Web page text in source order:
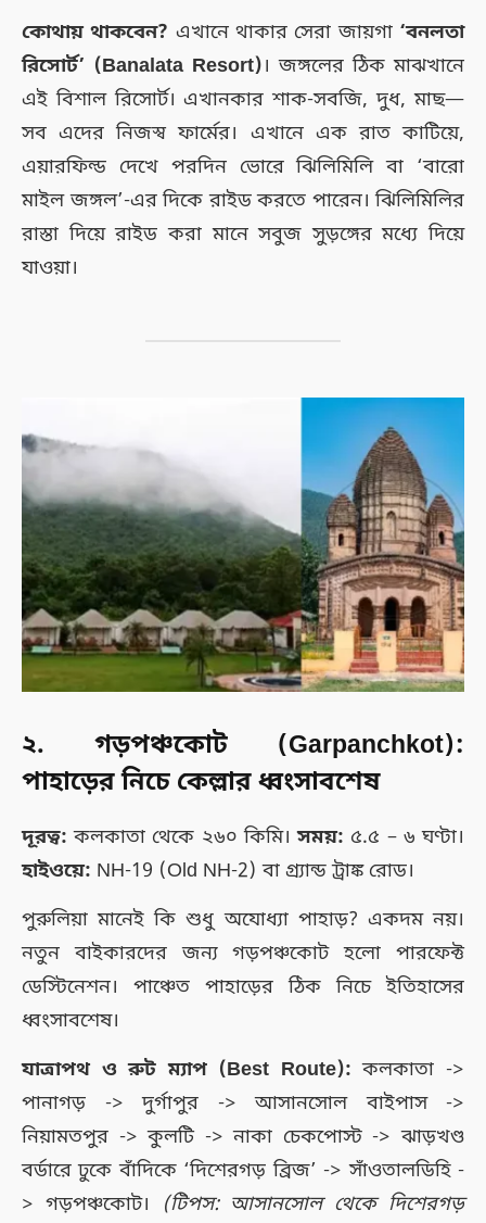
কোথায় থাকবেন? এখানে থাকার সেরা জায়গা ‘বনলতা
রিসোর্ট’ (Banalata Resort)। জঙ্গলের ঠিক মাঝখানে
এই বিশাল রিসোর্ট। এখানকার শাক-সবজি, দুধ, মাছ—
সব এদের নিজস্ব ফার্মের। এখানে এক রাত কাটিয়ে,
এয়ারফিল্ড দেখে পরদিন ভোরে ঝিলিমিলি বা ‘বারো
মাইল জঙ্গল’-এর দিকে রাইড করতে পারেন। ঝিলিমিলির
রাস্তা দিয়ে রাইড করা মানে সবুজ সুড়ঙ্গের মধ্যে দিয়ে
যাওয়া।
২. গড়পঞ্চকোট (Garpanchkot):
পাহাড়ের নিচে কেল্লার ধ্বংসাবশেষ
দূরত্ব: কলকাতা থেকে ২৬০ কিমি।সময়: ৫.৫ – ৬ ঘণ্টা।
হাইওয়ে: NH-19 (Old NH-2) বা গ্র্যান্ড ট্রাঙ্ক রোড।
পুরুলিয়া মানেই কি শুধু অযোধ্যা পাহাড়? একদম নয়।
নতুন বাইকারদের জন্য গড়পঞ্চকোট হলো পারফেক্ট
ডেস্টিনেশন। পাঞ্চেত পাহাড়ের ঠিক নিচে ইতিহাসের
ধ্বংসাবশেষ।
যাত্রাপথ ও রুট ম্যাপ (Best Route): কলকাতা ->
পানাগড় -> দুর্গাপুর -> আসানসোল বাইপাস ->
নিয়ামতপুর -> কুলটি -> নাকা চেকপোস্ট -> ঝাড়খণ্ড
বর্ডারে ঢুকে বাঁদিকে ‘দিশেরগড় ব্রিজ’ -> সাঁওতালডিহি -
> গড়পঞ্চকোট।
(টিপস: আসানসোল থেকে দিশেরগড়